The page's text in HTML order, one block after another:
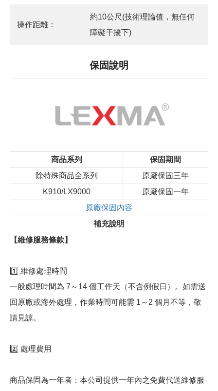
操作距離：
約10公尺(技術理論值，無任何
障礙干擾下)
保固說明
商品系列
保固期間
除特殊商品全系列
原廠保固三年
K910/LX9000
原廠保固一年
原廠保固內容
補充說明
【維修服務條款】
1️⃣ 維修處理時間
一般處理時間為 7～14 個工作天（不含例假日）。如需送
回原廠或海外處理，作業時間可能需 1～2 個月不等，敬
請見諒。
2️⃣ 處理費用
商品保固為一年者：本公司提供一年內之免費代送維修服